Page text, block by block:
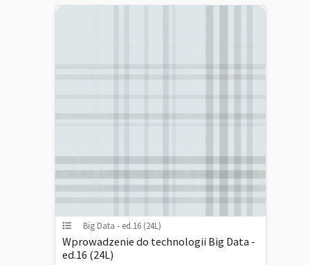
Big Data - ed.16 (24L)
Wprowadzenie do technologii Big Data -
ed.16 (24L)